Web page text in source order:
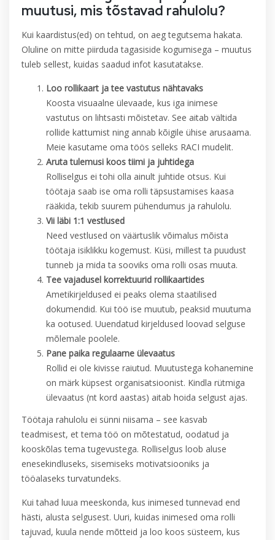
muutusi, mis tõstavad rahulolu?
Kui kaardistus(ed) on tehtud, on aeg tegutsema hakata.
Oluline on mitte piirduda tagasiside kogumisega – muutus
tuleb sellest, kuidas saadud infot kasutatakse.
Loo rollikaart ja tee vastutus nähtavaks
Koosta visuaalne ülevaade, kus iga inimese
vastutus on lihtsasti mõistetav. See aitab vältida
rollide kattumist ning annab kõigile ühise arusaama.
Meie kasutame oma töös selleks RACI mudelit.
Aruta tulemusi koos tiimi ja juhtidega
Rolliselgus ei tohi olla ainult juhtide otsus. Kui
töötaja saab ise oma rolli täpsustamises kaasa
rääkida, tekib suurem pühendumus ja rahulolu.
Vii läbi 1:1 vestlused
Need vestlused on väärtuslik võimalus mõista
töötaja isiklikku kogemust. Küsi, millest ta puudust
tunneb ja mida ta sooviks oma rolli osas muuta.
Tee vajadusel korrektuurid rollikaartides
Ametikirjeldused ei peaks olema staatilised
dokumendid. Kui töö ise muutub, peaksid muutuma
ka ootused. Uuendatud kirjeldused loovad selguse
mõlemale poolele.
Pane paika regulaarne ülevaatus
Rollid ei ole kivisse raiutud. Muutustega kohanemine
on märk küpsest organisatsioonist. Kindla rütmiga
ülevaatus (nt kord aastas) aitab hoida selgust ajas.
Töötaja rahulolu ei sünni niisama – see kasvab
teadmisest, et tema töö on mõtestatud, oodatud ja
kooskõlas tema tugevustega. Rolliselgus loob aluse
enesekindluseks, sisemiseks motivatsiooniks ja
tööalaseks turvatundeks.
Kui tahad luua meeskonda, kus inimesed tunnevad end
hästi, alusta selgusest. Uuri, kuidas inimesed oma rolli
tajuvad, kuula nende mõtteid ja loo koos süsteem, kus